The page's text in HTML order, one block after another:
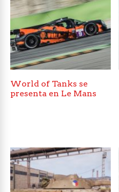
World of Tanks se
presenta en Le Mans